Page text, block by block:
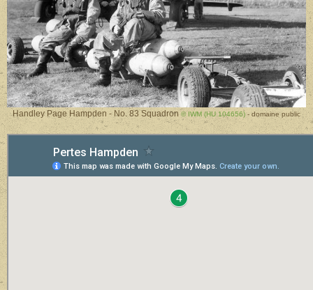
Handley Page Hampden - No. 83 Squadron© IWM (HU 104656) - domaine public